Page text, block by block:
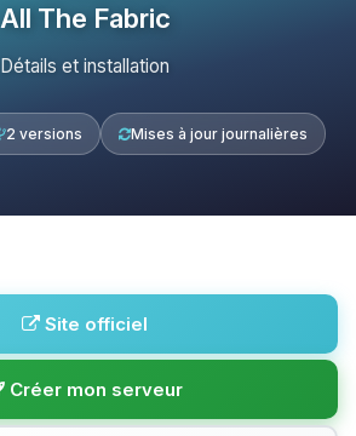
All The Fabric
Détails et installation
2 versions Mises à jour journalières
Site officiel
Créer mon serveur